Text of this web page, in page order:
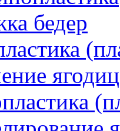
бедер